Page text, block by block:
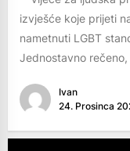
izvješće koje prijeti
nametnuti LGBT
Jednostavno
Ivan
24. Prosinca